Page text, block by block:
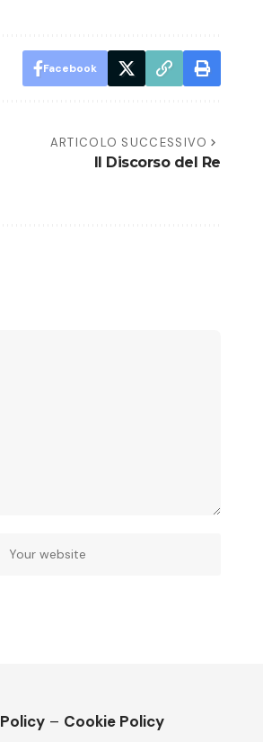
Facebook
ARTICOLO SUCCESSIVO
Il Discorso del Re
– Cookie Policy